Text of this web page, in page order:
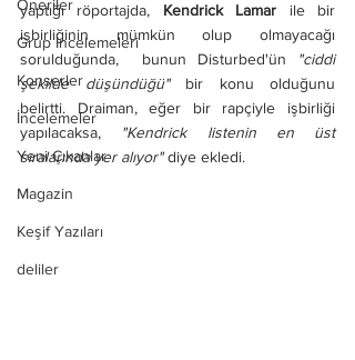
Öneriler
Grup İncelemeleri
Konserler
İncelemeler
Yeni Çıkanlar
Magazin
Keşif Yazıları
deliler
yaptığı röportajda, Kendrick Lamar ile bir
işbirliğinin mümkün olup olmayacağı
sorulduğunda,  bunun Disturbed'ün
"ciddi
şekilde düşündüğü" bir konu olduğunu
belirtti. Draiman, eğer bir rapçiyle işbirliği
yapılacaksa,
"Kendrick listenin en üst
sıralarında yer alıyor" diye ekledi.